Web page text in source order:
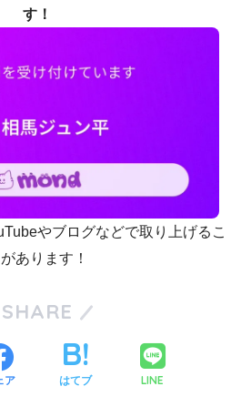
す！
やブログなどで取り上げるこ
あります！
SHARE
ア はてブ LINE